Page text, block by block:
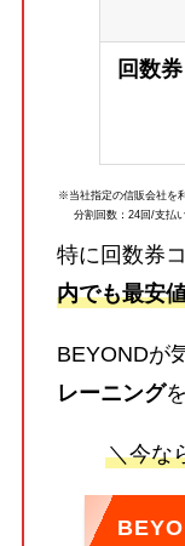
回数
※当社指定の信販会社を
分割回数：24回/支払
特に回数券
内でも最安
BEYONDが
レーニング
＼今な